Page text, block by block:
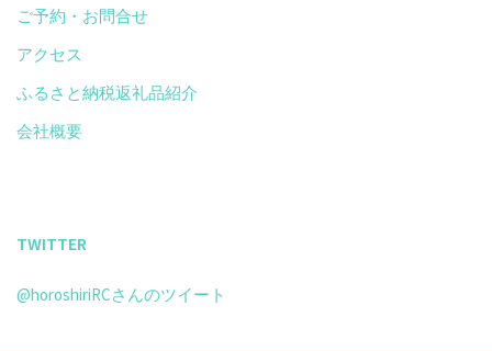
ご予約・お問合せ
アクセス
ふるさと納税返礼品紹介
会社概要
TWITTER
@horoshiriRCさんのツイート